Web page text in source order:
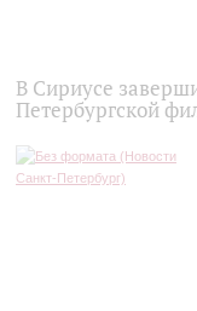
В Сириусе
Петербургской